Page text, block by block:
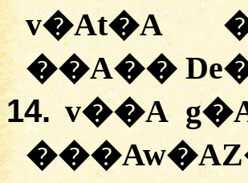
v�At�A
��A��
14. v��A